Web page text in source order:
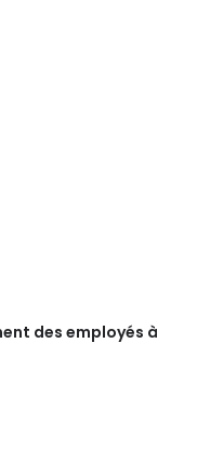
des employés à